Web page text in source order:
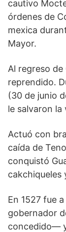
cautivo
órdenes de
mexica
Mayor.
Al regreso
reprendido.
(30 de junio
le salvaron la
Actuó con
caída de
conquistó
cakchiqueles
En 1527 fue
gobernador
concedido—